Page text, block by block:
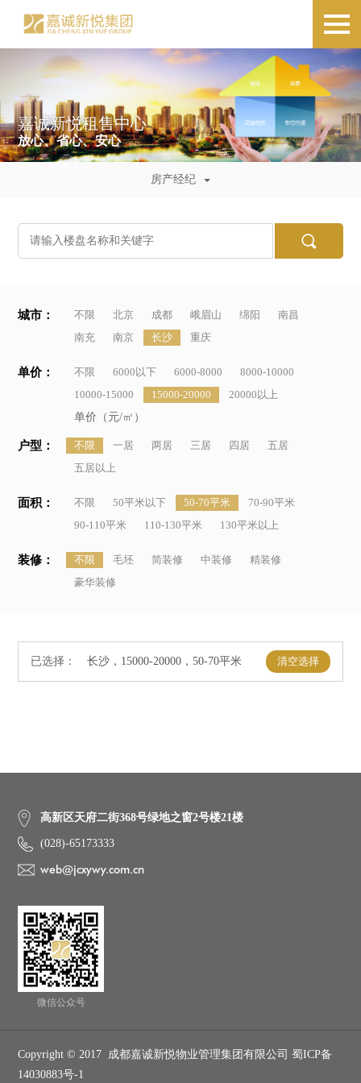
嘉诚新悦租售中心
放心、省心、安心
房产经纪
城市： 不限 北京 成都 峨眉山 绵阳
南昌
南充
南京 长沙 重庆
单价： 不限 6000以下 6000-8000
8000-10000
10000-15000
15000-20000
20000以上
单价（元/㎡）
户型： 不限 一居 两居 三居 四居
五居
五居以上
面积： 不限 50平米以下 50-70平米
70-90平米
90-110平米
110-130平米 130平米以上
装修： 不限 毛坯 简装修 中装修
精装修
豪华装修
已选择： 清空选择
高新区天府二街368号绿地之窗2号楼21楼
(028)-65173333
web@jcxywy.com.cn
微信公众号
Copyright © 2017 成都嘉诚新悦物业管理集团有限公司 蜀ICP备
14030883号-1